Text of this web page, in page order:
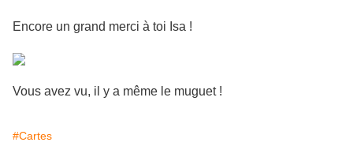
Encore un grand merci à toi Isa !
Vous avez vu, il y a même le muguet !
#Cartes